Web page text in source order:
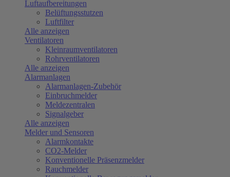
Luftaufbereitungen
Belüftungsstutzen
Luftfilter
Alle anzeigen
Ventilatoren
Kleinraumventilatoren
Rohrventilatoren
Alle anzeigen
Alarmanlagen
Alarmanlagen-Zubehör
Einbruchmelder
Meldezentralen
Signalgeber
Alle anzeigen
Melder und Sensoren
Alarmkontakte
CO2-Melder
Konventionelle Präsenzmelder
Rauchmelder